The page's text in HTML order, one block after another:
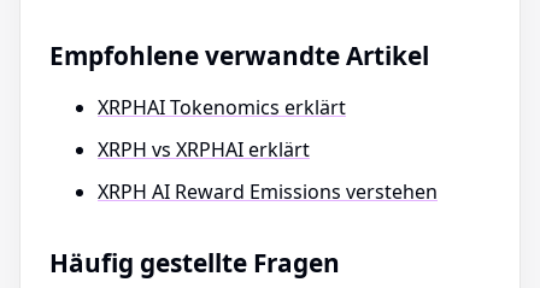
Empfohlene verwandte Artikel
XRPHAI Tokenomics erklärt
XRPH vs XRPHAI erklärt
XRPH AI Reward Emissions verstehen
Häufig gestellte Fragen